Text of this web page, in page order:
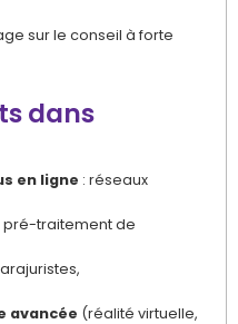
sur le conseil à forte
dans
en ligne : réseaux
pré-traitement de
avancée (réalité virtuelle,